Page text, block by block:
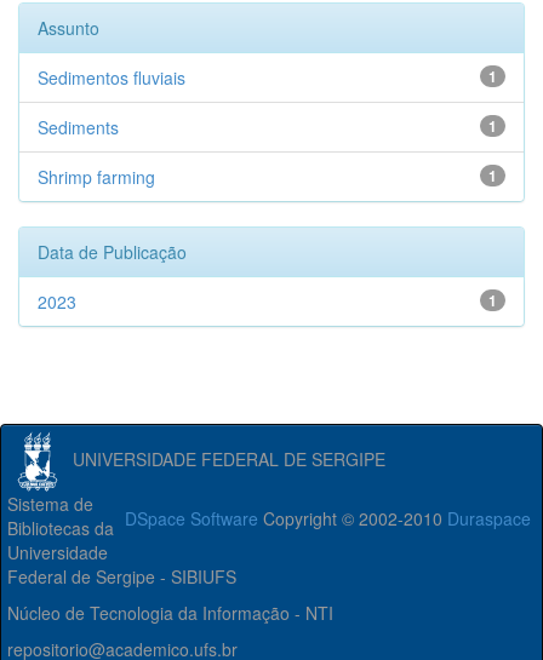
Assunto
1
Sedimentos fluviais
1
Sediments
1
Shrimp farming
Data de Publicação
1
2023
UNIVERSIDADE FEDERAL DE SERGIPE
DSpace Software Copyright © 2002-2010 Duraspace
Sistema de
Bibliotecas da
Universidade
Federal de Sergipe - SIBIUFS
Núcleo de Tecnologia da Informação - NTI
repositorio@academico.ufs.br